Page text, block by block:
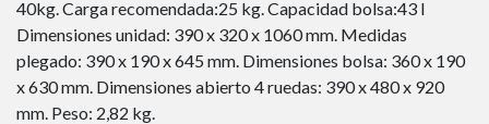
40kg. Carga recomendada:25 kg. Capacidad bolsa:43 l
Dimensiones unidad: 390 x 320 x 1060 mm. Medidas
plegado: 390 x 190 x 645 mm. Dimensiones bolsa: 360 x 190
x 630 mm. Dimensiones abierto 4 ruedas: 390 x 480 x 920
mm. Peso: 2,82 kg.